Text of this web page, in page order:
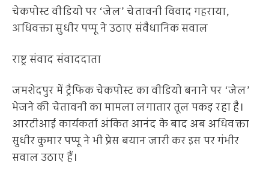
चेकपोस्ट वीडियो पर ‘जेल’ चेतावनी विवाद गहराया,
अधिवक्ता सुधीर पप्पू ने उठाए संवैधानिक सवाल
राष्ट्र संवाद संवाददाता
जमशेदपुर में ट्रैफिक चेकपोस्ट का वीडियो बनाने पर ‘जेल’
भेजने की चेतावनी का मामला लगातार तूल पकड़ रहा है।
आरटीआई कार्यकर्ता अंकित आनंद के बाद अब अधिवक्ता
सुधीर कुमार पप्पू ने भी प्रेस बयान जारी कर इस पर गंभीर
सवाल उठाए हैं।